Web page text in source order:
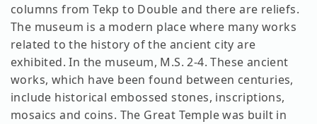
columns from Tekp to Double and there are reliefs.
The museum is a modern place where many works
related to the history of the ancient city are
exhibited. In the museum, M.S. 2-4. These ancient
works, which have been found between centuries,
include historical embossed stones, inscriptions,
mosaics and coins. The Great Temple was built in